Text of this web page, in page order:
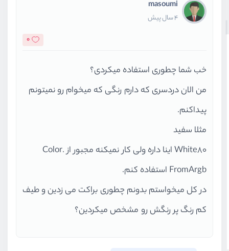
masoumi
4 سال پیش
0
خب شما چطوری استفاده میکردی؟
من الان دردسری که دارم رنگی که میخوام رو نمیتونم
پیداکنم.
مثلا سفید
White80 اینا داره ولی کار نمیکنه مجبور از Color.
FromArgb استفاده کنم.
در کل میخواستم بدونم چطوری براکت می زدین و طیف
کم رنگ پر رنگش رو مشخص میکردین؟